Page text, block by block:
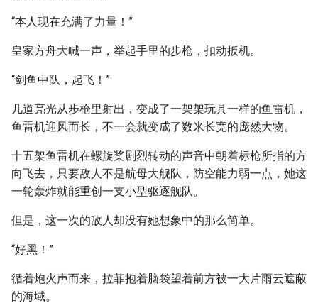
“本人现在充满了力量！”
皇家方舟大喊一声，举起手里的步枪，扣动扳机。
“剑鱼中队，起飞！”
几道亮光从步枪里射出，变成了一架架玩具一样的鱼雷机，
鱼雷机迎风而长，不一会就变成了数米长宽的庞然大物。
十五架鱼雷机在螺旋桨剧烈转动的声音中朝着标枪所指的方
向飞去，只要敌人不是航母大舰队，防空能力弱一点，她这
一轮轰炸就能重创一支小型驱逐舰队。
但是，这一次的敌人却没有她想象中的那么简单。
“好黑！”
循着炮火声而来，拉菲抱着脑袋望着前方被一大片雨云遮蔽
的海域。